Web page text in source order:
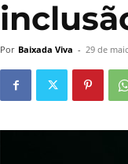
Por Baixada Viva - 29 de